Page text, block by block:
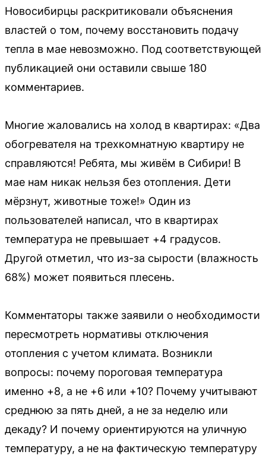
Новосибирцы раскритиковали объяснения
властей о том, почему восстановить подачу
тепла в мае невозможно. Под соответствующей
публикацией они оставили свыше 180
комментариев.
Многие жаловались на холод в квартирах: «Два
обогревателя на трехкомнатную квартиру не
справляются! Ребята, мы живём в Сибири! В
мае нам никак нельзя без отопления. Дети
мёрзнут, животные тоже!» Один из
пользователей написал, что в квартирах
температура не превышает +4 градусов.
Другой отметил, что из-за сырости (влажность
68%) может появиться плесень.
Комментаторы также заявили о необходимости
пересмотреть нормативы отключения
отопления с учетом климата. Возникли
вопросы: почему пороговая температура
именно +8, а не +6 или +10? Почему учитывают
среднюю за пять дней, а не за неделю или
декаду? И почему ориентируются на уличную
температуру, а не на фактическую температуру